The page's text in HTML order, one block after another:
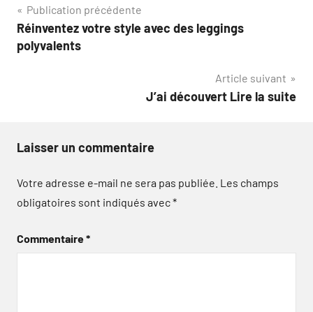
Navigation
de
Publication précédente
Réinventez votre style avec des leggings
polyvalents
Article suivant
J’ai découvert Lire la suite
Laisser un commentaire
Votre adresse e-mail ne sera pas publiée. Les champs
obligatoires sont indiqués avec*
Commentaire*